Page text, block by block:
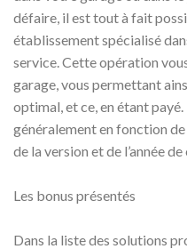
défaire, il est tout à fait
établissement spécialisé
service. Cette opération
garage, vous permettant
optimal, et ce, en étant
généralement en fonction de
de la version et de l’année
Les bonus présentés
Dans la liste des solutions